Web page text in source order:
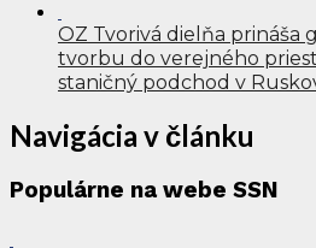
OZ Tvorivá dielňa prináša
tvorbu do verejného
staničný podchod v
Navigácia v článku
Populárne na webe SSN